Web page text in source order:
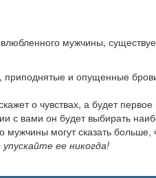
мужчины,
и опущенные
о чувствах, а будет первое
с вами он будет выбирать
мужчины могут сказать
ее никогда!